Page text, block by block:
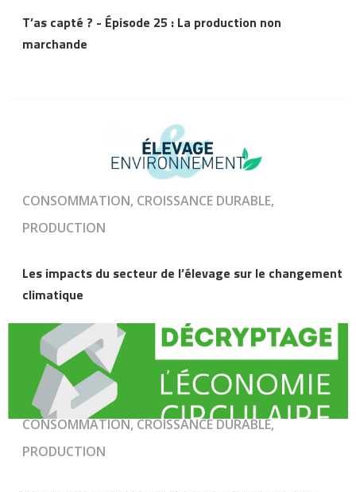
T’as capté ? - Épisode 25 : La production non
marchande
CONSOMMATION, CROISSANCE DURABLE,
PRODUCTION
Les impacts du secteur de l’élevage sur le changement
climatique
CONSOMMATION, CROISSANCE DURABLE,
PRODUCTION